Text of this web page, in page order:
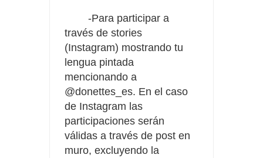
-Para participar a
través de stories
(Instagram) mostrando tu
lengua pintada
mencionando a
@donettes_es. En el caso
de Instagram las
participaciones serán
válidas a través de post en
muro, excluyendo la